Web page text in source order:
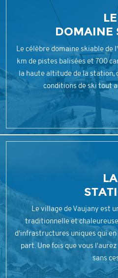
LE
DOMAINE
Le célèbre domaine skiable de
km de pistes balisées et 700
la haute altitude de la
conditions de ski tout
LA
Le village de Vaujany est
traditionnelle et
d'infrastructures uniques qui
part. Une fois que vous
sans